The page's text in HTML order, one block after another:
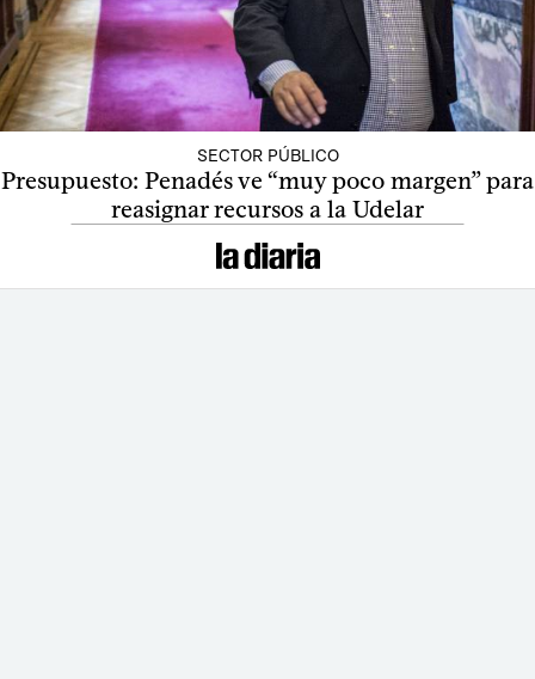
SECTOR PÚBLICO
Presupuesto: Penadés ve “muy poco margen” para
reasignar recursos a la Udelar